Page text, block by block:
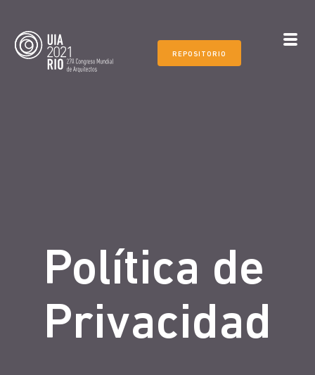
REPOSITORIO
Política de
Privacidad